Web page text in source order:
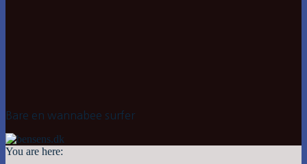
Bare en wannabee surfer
You are here: